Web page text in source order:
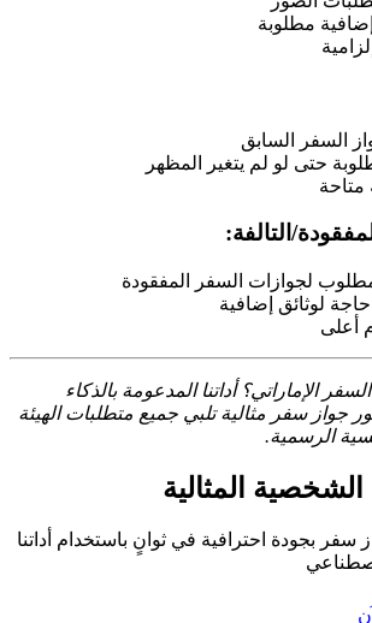
مطلوبة
السفر السابق
حتى لو لم يتغير المظهر
متاحة
التالفة:
لجوازات السفر المفقودة
لوثائق إضافية
أعلى
الإماراتي؟ أداتنا المدعومة بالذكاء
سفر مثالية تلبي جميع متطلبات الهيئة
الرسمية.
المثالية
بجودة احترافية في ثوانٍ باستخدام أداتنا